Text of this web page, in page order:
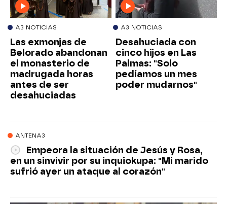
A3 NOTICIAS
Las exmonjas de
Belorado abandonan
el monasterio de
madrugada horas
antes de ser
desahuciadas
A3 NOTICIAS
Desahuciada con
cinco hijos en Las
Palmas: "Solo
pedíamos un mes
poder mudarnos"
ANTENA3
Empeora la situación de Jesús y Rosa,
en un sinvivir por su inquiokupa: "Mi marido
sufrió ayer un ataque al corazón"